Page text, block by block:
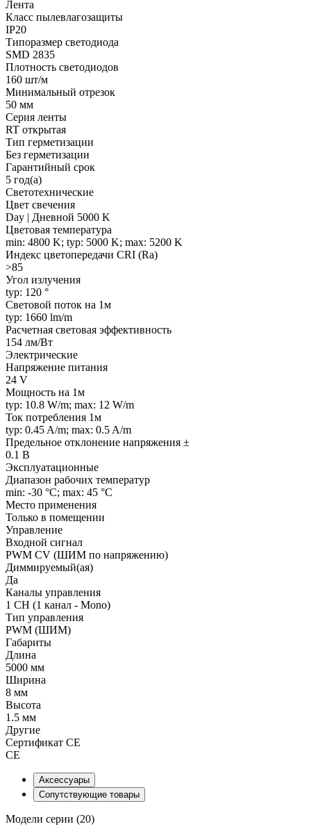
Лента
Класс пылевлагозащиты
IP20
Типоразмер светодиода
SMD 2835
Плотность светодиодов
160 шт/м
Минимальный отрезок
50 мм
Серия ленты
RT открытая
Тип герметизации
Без герметизации
Гарантийный срок
5 год(а)
Светотехнические
Цвет свечения
Day | Дневной 5000 K
Цветовая температура
min: 4800 K; typ: 5000 K; max: 5200 K
Индекс цветопередачи CRI (Ra)
>85
Угол излучения
typ: 120 °
Световой поток на 1м
typ: 1660 lm/m
Расчетная световая эффективность
154 лм/Вт
Электрические
Напряжение питания
24 V
Мощность на 1м
typ: 10.8 W/m; max: 12 W/m
Ток потребления 1м
typ: 0.45 A/m; max: 0.5 A/m
Предельное отклонение напряжения ±
0.1 В
Эксплуатационные
Диапазон рабочих температур
min: -30 °C; max: 45 °C
Место применения
Только в помещении
Управление
Входной сигнал
PWM СV (ШИМ по напряжению)
Диммируемый(ая)
Да
Каналы управления
1 CH (1 канал - Mono)
Тип управления
PWM (ШИМ)
Габариты
Длина
5000 мм
Ширина
8 мм
Высота
1.5 мм
Другие
Сертификат CE
CE
Аксессуары
Сопутствующие товары
Модели серии (20)